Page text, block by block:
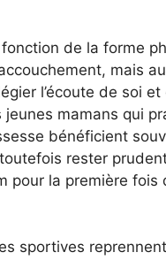
de la forme
mais
l’écoute de soi
mamans qui
bénéficient
rester
la première fois
sportives